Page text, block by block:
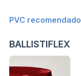
PVC recomendado
BALLISTIFLEX